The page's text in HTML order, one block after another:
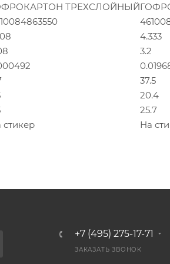
ТРЕХСЛОЙНЫЙ
4.333
3.2
37.5
20.4
25.7
стикер На
+7 (495) 275-17-71
ЗАКАЗАТЬ ЗВОНОК